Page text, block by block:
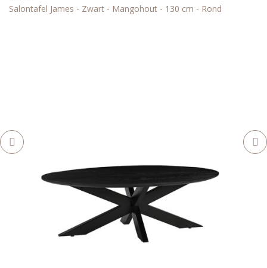
Salontafel James - Zwart - Mangohout - 130 cm - Rond